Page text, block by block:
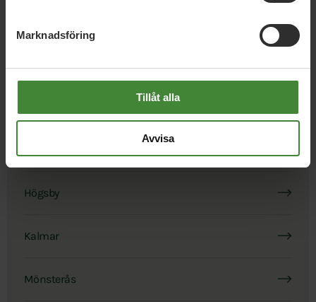
Marknadsföring
Tillåt alla
Avvisa
Högsby
Kalmar
Mönsterås